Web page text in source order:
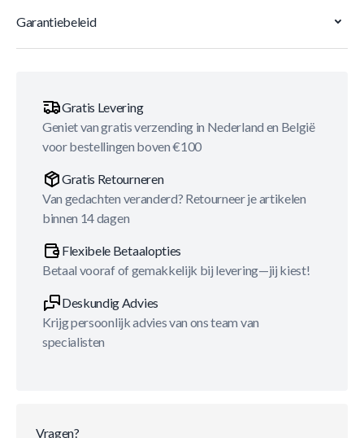
Garantiebeleid
Gratis Levering
Geniet van gratis verzending in Nederland en België
voor bestellingen boven €100
Gratis Retourneren
Van gedachten veranderd? Retourneer je artikelen
binnen 14 dagen
Flexibele Betaalopties
Betaal vooraf of gemakkelijk bij levering—jij kiest!
Deskundig Advies
Krijg persoonlijk advies van ons team van
specialisten
Vragen?